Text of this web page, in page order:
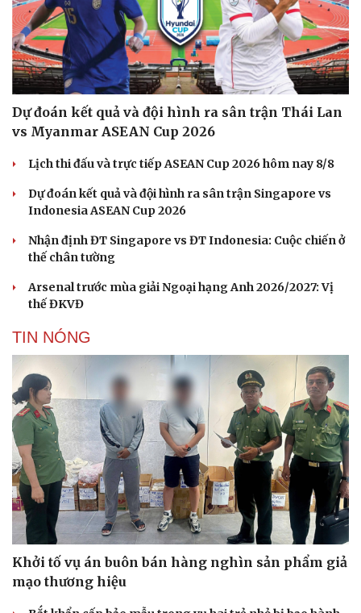
Du lịch
Tư vấn
Săn Tour
check-in
Podcast
Câu chuyện thời sự
Đọc truyện đêm khuya
Cửa sổ tình yêu
Kể chuyện cho bé
Hạt giống tâm hồn
Dự đoán kết quả và đội hình ra sân trận Thái Lan
vs Myanmar ASEAN Cup 2026
Lịch thi đấu và trực tiếp ASEAN Cup 2026 hôm nay 8/8
Dự đoán kết quả và đội hình ra sân trận Singapore vs
Indonesia ASEAN Cup 2026
Nhận định ĐT Singapore vs ĐT Indonesia: Cuộc chiến ở
thế chân tường
Arsenal trước mùa giải Ngoại hạng Anh 2026/2027: Vị
thế ĐKVĐ
TIN NÓNG
Khởi tố vụ án buôn bán hàng nghìn sản phẩm giả
mạo thương hiệu